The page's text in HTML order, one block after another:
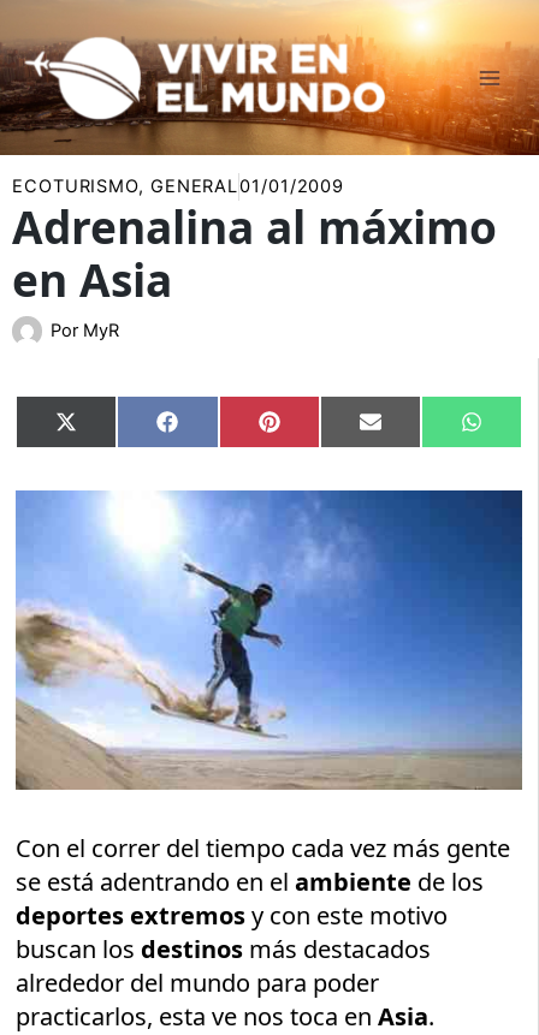
al
contenido
ECOTURISMO, GENERAL01/01/2009
Adrenalina al máximo
en Asia
Por MyR
Compartir
en
X
(Twitter)
Compartir
en
Facebook Compartir
en
Pinterest Compartir
en
Email
en
Con el correr del tiempo cada vez más gente
se está adentrando en elambiente de los
deportes extremosy con este motivo
buscan los destinos más destacados
alrededor del mundo para poder
practicarlos, esta ve nos toca enAsia.